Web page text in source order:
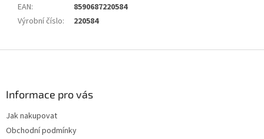
EAN:
8590687220584
Výrobní číslo: 220584
Informace pro vás
Jak nakupovat
Obchodní podmínky